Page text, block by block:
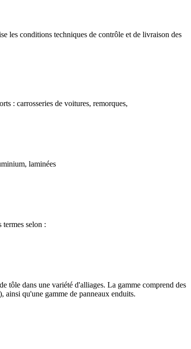
les conditions techniques de contrôle et de livraison des
: carrosseries de voitures, remorques,
laminées
selon :
tôle dans une variété d'alliages. La gamme comprend des
ainsi qu'une gamme de panneaux enduits.